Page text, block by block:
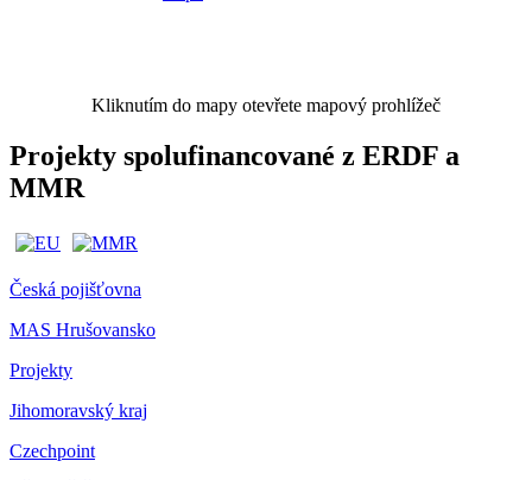
Kliknutím do mapy otevřete mapový prohlížeč
Projekty spolufinancované z ERDF a
MMR
Česká pojišťovna
MAS Hrušovansko
Projekty
Jihomoravský kraj
Czechpoint